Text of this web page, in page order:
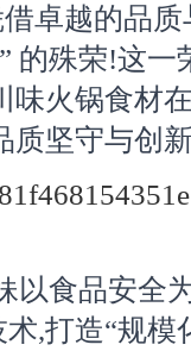
卓越的品
的殊荣!这
味火锅食材
质坚守与创
以食品安全
,打造“规模